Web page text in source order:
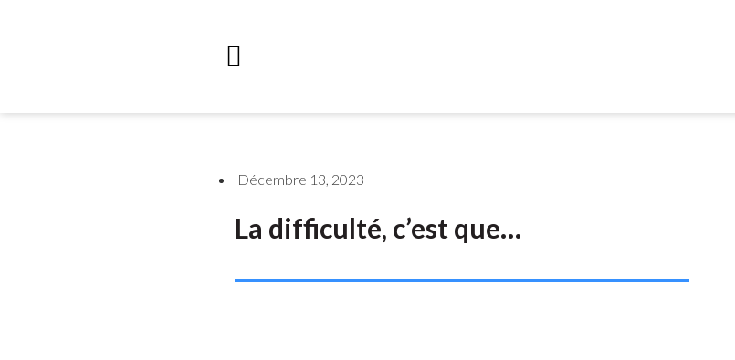
Décembre 13, 2023
La difficulté, c’est que…